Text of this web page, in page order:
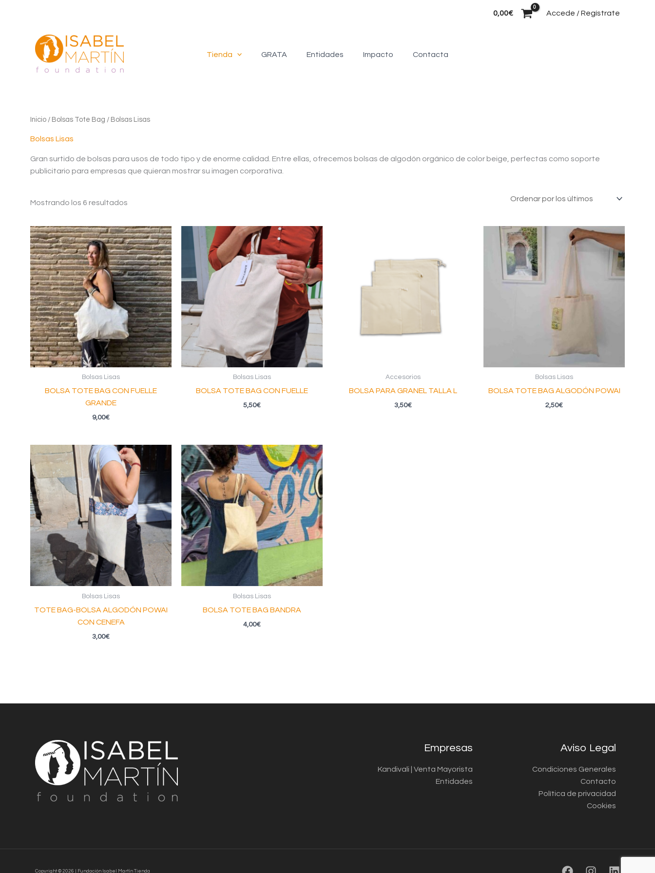
Buscar0,00€ Accede / Regístrate
Tienda GRATA Entidades Impacto Contacta
Inicio / Bolsas Tote Bag / Bolsas Lisas
Bolsas Lisas
Gran surtido de bolsas para usos de todo tipo y de enorme calidad. Entre ellas, ofrecemos bolsas de algodón orgánico de color beige, perfectas como soporte
publicitario para empresas que quieran mostrar su imagen corporativa.
Mostrando los 6 resultados
últimos
Bolsas Lisas
BOLSA TOTE BAG CON FUELLE
GRANDE
9,00€
Bolsas Lisas
BOLSA TOTE BAG CON FUELLE
5,50€
Accesorios
BOLSA PARA GRANEL TALLA L
3,50€
Bolsas Lisas
BOLSA TOTE BAG ALGODÓN POWAI
2,50€
Bolsas Lisas
TOTE BAG-BOLSA ALGODÓN POWAI
CON CENEFA
3,00€
Bolsas Lisas
BOLSA TOTE BAG BANDRA
4,00€
Empresas
Kandivali | Venta Mayorista
Entidades
Aviso Legal
Condiciones Generales
Contacto
Política de privacidad
Cookies
Copyright © 2026 | Fundación Isabel Martín Tienda